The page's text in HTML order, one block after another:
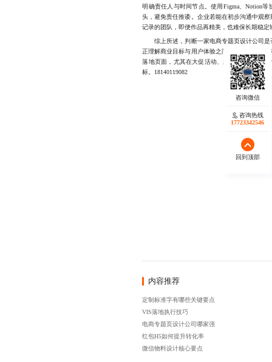
明确责任人与时间节点。使用Figma、Notion
头，避免责任推诿。企业若能在初步沟通中观
记录的团队，即便作品再精美，也难保长期稳定
综上所述，判断一家电商专题页设计公司是
正理解商业目标与用户体验之间的平衡。我们
落地页面，尤其在大促活动、新品首发、会员
标。18140119082
内容推荐
定制标准字有哪些关键要点
VIS落地执行技巧
电商专题页设计公司哪家强
红包H5如何提升转化率
微信物料设计核心要点
咨询热线
17723342546
回到顶部